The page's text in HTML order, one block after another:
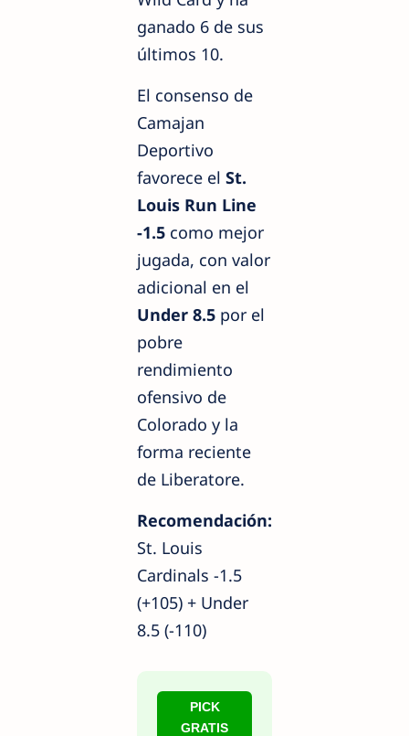
ganado 6 de sus
últimos 10.
El consenso de
Camajan
Deportivo
favorece el St.
Louis Run Line
-1.5 como mejor
jugada, con valor
adicional en el
Under 8.5 por el
pobre
rendimiento
ofensivo de
Colorado y la
forma reciente
de Liberatore.
Recomendación:
St. Louis
Cardinals -1.5
(+105) + Under
8.5 (-110)
PICK
GRATIS